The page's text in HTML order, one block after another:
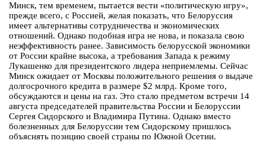
Минск, тем временем, пытается вести «политическую игру»,
прежде всего, с Россией, желая показать, что Белоруссия
имеет альтернативы сотрудничества и экономических
отношений. Однако подобная игра не нова, и показала свою
неэффективность ранее. Зависимость белорусской экономики
от России крайне высока, а требования Запада к режиму
Лукашенко для президентского лидера неприемлемы. Сейчас
Минск ожидает от Москвы положительного решения о выдаче
долгосрочного кредита в размере $2 млрд. Кроме того,
обсуждаются и цены на газ. Это стало предметом встречи 14
августа председателей правительства России и Белоруссии
Сергея Сидорского и Владимира Путина. Однако вместо
болезненных для Белоруссии тем Сидорскому пришлось
объяснять позицию своей страны по Южной Осетии.